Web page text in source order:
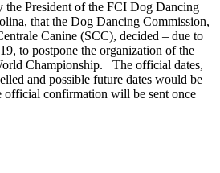
the President of the FCI Dog Dancing
that the Dog Dancing Commission,
Canine (SCC), decided – due to
to postpone the organization of the
Championship. The official dates,
and possible future dates would be
confirmation will be sent once